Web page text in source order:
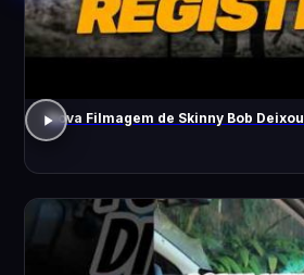
Nova Filmagem de Skinny Bob